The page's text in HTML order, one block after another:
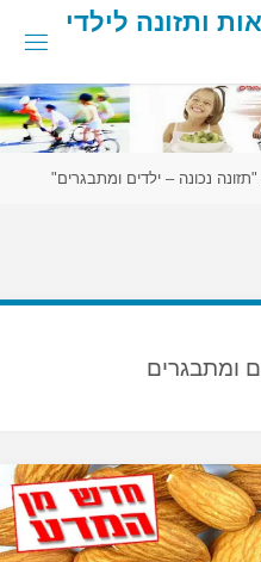
אות ותזונה לילדי
ומתבגרים